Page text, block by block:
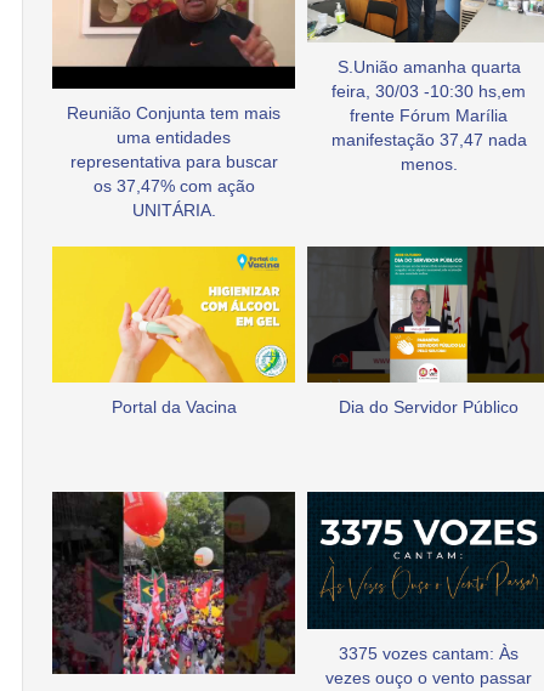
Reunião Conjunta tem mais
uma entidades
representativa para buscar
os 37,47% com ação
UNITÁRIA.
S.União amanha quarta
feira, 30/03 -10:30 hs,em
frente Fórum Marília
manifestação 37,47 nada
menos.
Portal da Vacina Dia do Servidor Público
3375 vozes cantam: Às
vezes ouço o vento passar